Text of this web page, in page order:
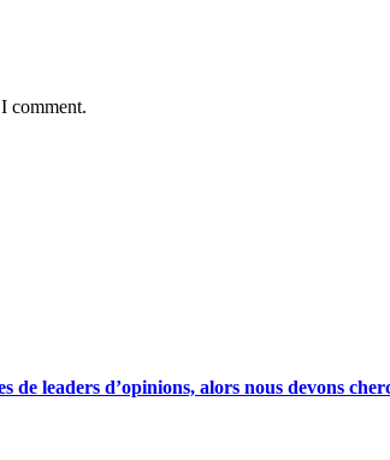
comment.
de leaders d’opinions, alors nous devons